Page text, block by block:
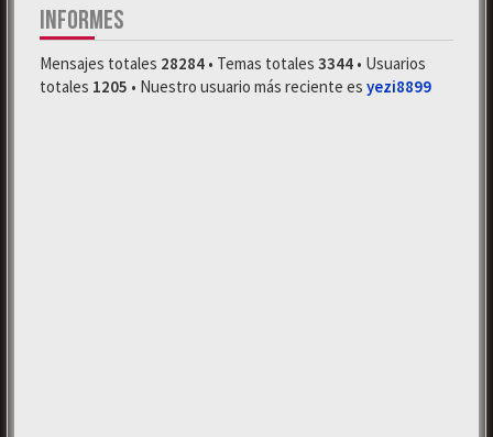
INFORMES
Mensajes totales 28284 • Temas totales 3344 • Usuarios
totales 1205 • Nuestro usuario más reciente es yezi8899